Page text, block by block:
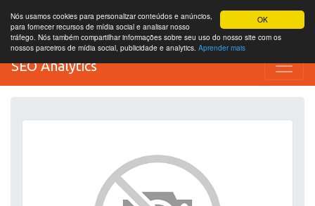
OK
Nós usamos cookies para personalizar conteúdos e anúncios,
para fornecer recursos de mídia social e analisar nosso
tráfego. Nós também compartilhar informações sobre seu uso do nosso site com os
nossos parceiros de mídia social, publicidade e analytics. Aprender mais
SEO Analytics